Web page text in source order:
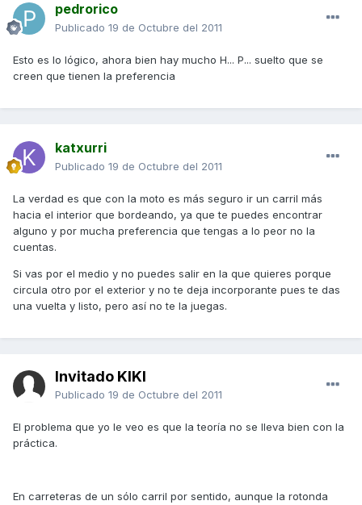
pedrorico
Publicado 19 de Octubre del 2011
Esto es lo lógico, ahora bien hay mucho H... P... suelto que se
creen que tienen la preferencia
katxurri
Publicado 19 de Octubre del 2011
La verdad es que con la moto es más seguro ir un carril más
hacia el interior que bordeando, ya que te puedes encontrar
alguno y por mucha preferencia que tengas a lo peor no la
cuentas.
Si vas por el medio y no puedes salir en la que quieres porque
circula otro por el exterior y no te deja incorporante pues te das
una vuelta y listo, pero así no te la juegas.
Invitado KIKI
Publicado 19 de Octubre del 2011
El problema que yo le veo es que la teoría no se lleva bien con la
práctica.
En carreteras de un sólo carril por sentido, aunque la rotonda